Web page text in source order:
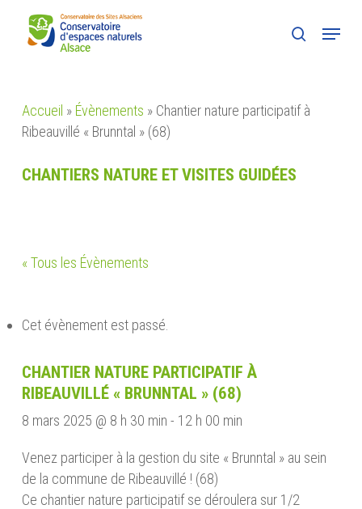
search
Menu
Accueil » Évènements » Chantier nature participatif à
Ribeauvillé « Brunntal » (68)
CHANTIERS NATURE ET VISITES GUIDÉES
« Tous les Évènements
Cet évènement est passé.
CHANTIER NATURE PARTICIPATIF À
RIBEAUVILLÉ « BRUNNTAL » (68)
8 mars 2025 @ 8 h 30 min - 12 h 00 min
Venez participer à la gestion du site « Brunntal » au sein
de la commune de Ribeauvillé ! (68)
Ce chantier nature participatif se déroulera sur 1/2